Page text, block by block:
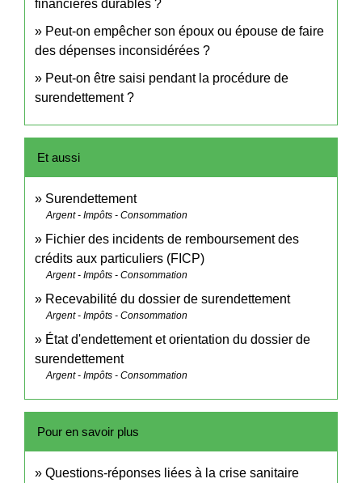
financières durables ?
Peut-on empêcher son époux ou épouse de faire
des dépenses inconsidérées ?
Peut-on être saisi pendant la procédure de
surendettement ?
Et aussi
Surendettement
Argent - Impôts - Consommation
Fichier des incidents de remboursement des
crédits aux particuliers (FICP)
Argent - Impôts - Consommation
Recevabilité du dossier de surendettement
Argent - Impôts - Consommation
État d'endettement et orientation du dossier de
surendettement
Argent - Impôts - Consommation
Pour en savoir plus
Questions-réponses liées à la crise sanitaire